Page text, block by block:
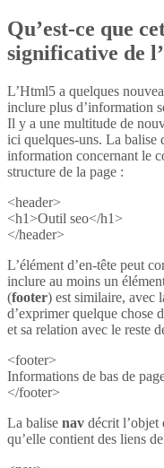
Qu’est-ce que
significative de
L’Html5 a quelques
inclure plus d’information
Il y a une multitude de
ici quelques-uns. La balise
information concernant le
structure de la page :
<header>
<h1>Outil seo</h1>
</header>
L’élément d’en-tête peut
inclure au moins un
(footer) est similaire, avec
d’exprimer quelque chose
et sa relation avec le reste
<footer>
Informations de bas de
</footer>
La balise nav décrit l’objet
qu’elle contient des liens